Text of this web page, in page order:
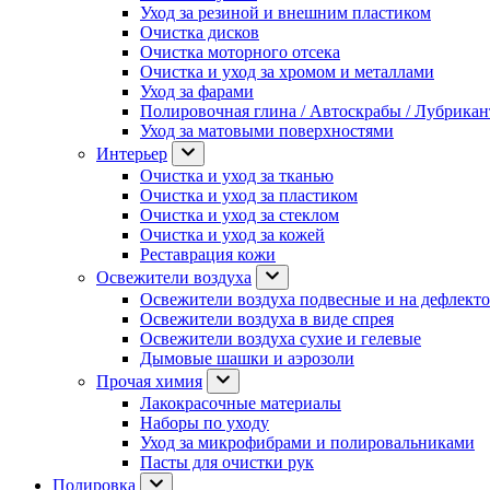
Уход за резиной и внешним пластиком
Очистка дисков
Очистка моторного отсека
Очистка и уход за хромом и металлами
Уход за фарами
Полировочная глина / Автоскрабы /
Уход за матовыми поверхностями
Интерьер
Очистка и уход за тканью
Очистка и уход за пластиком
Очистка и уход за стеклом
Очистка и уход за кожей
Реставрация кожи
Освежители воздуха
Освежители воздуха подвесные и на
Освежители воздуха в виде спрея
Освежители воздуха сухие и гелевые
Дымовые шашки и аэрозоли
Прочая химия
Лакокрасочные материалы
Наборы по уходу
Уход за микрофибрами и полировальниками
Пасты для очистки рук
Полировка